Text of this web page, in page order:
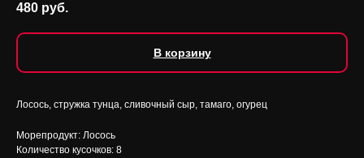
480 руб.
В корзину
Лосось, стружка тунца, сливочный сыр, тамаго, огурец
Морепродукт: Лосось
Количество кусочков: 8